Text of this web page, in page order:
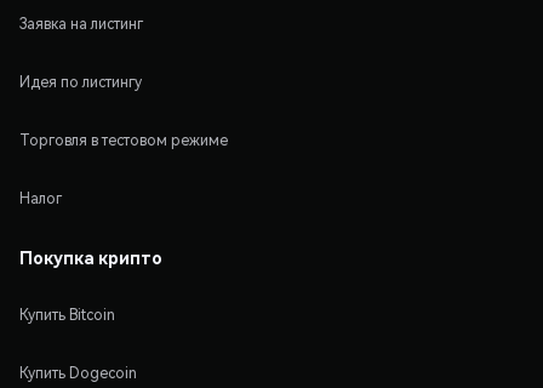
Заявка на листинг
Идея по листингу
Торговля в тестовом режиме
Налог
Покупка крипто
Купить Bitcoin
Купить Dogecoin